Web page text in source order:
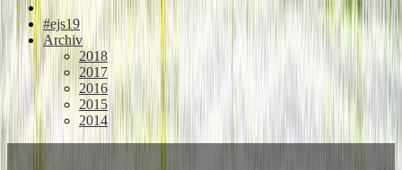
#ejs19
Archiv
2018
2017
2016
2015
2014